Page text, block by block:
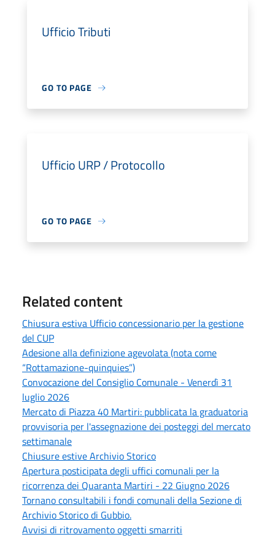
Ufficio Tributi
GO TO PAGE
Ufficio URP / Protocollo
GO TO PAGE
Related content
Chiusura estiva Ufficio concessionario per la gestione
del CUP
Adesione alla definizione agevolata (nota come
“Rottamazione-quinquies”)
Convocazione del Consiglio Comunale - Venerdì 31
luglio 2026
Mercato di Piazza 40 Martiri: pubblicata la graduatoria
provvisoria per l'assegnazione dei posteggi del mercato
settimanale
Chiusure estive Archivio Storico
Apertura posticipata degli uffici comunali per la
ricorrenza dei Quaranta Martiri - 22 Giugno 2026
Tornano consultabili i fondi comunali della Sezione di
Archivio Storico di Gubbio.
Avvisi di ritrovamento oggetti smarriti